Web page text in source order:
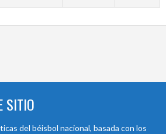
SITIO
del béisbol nacional, basada con los